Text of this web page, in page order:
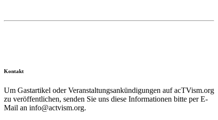
Kontakt
Um Gastartikel oder Veranstaltungsankündigungen auf acTVism.org
zu veröffentlichen, senden Sie uns diese Informationen bitte per E-
Mail an info@actvism.org.